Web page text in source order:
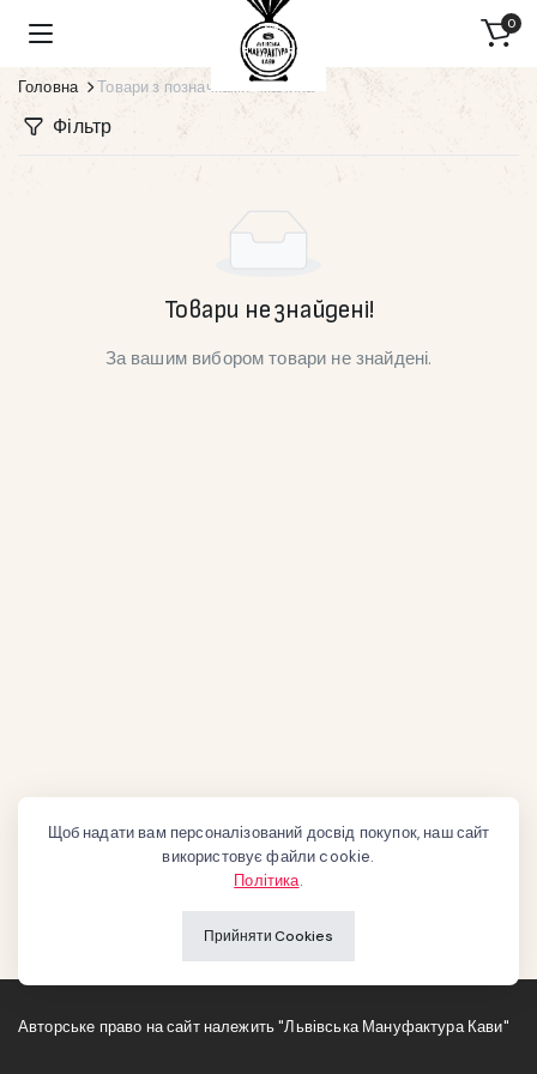
0
Головна Товари з позначками “малина”
Фільтр
Товари не знайдені!
За вашим вибором товари не знайдені.
Авторське право на сайт належить "Львівська Мануфактура Кави"
Щоб надати вам персоналізований досвід покупок, наш сайт
використовує файли cookie.
Політика.
Прийняти Cookies